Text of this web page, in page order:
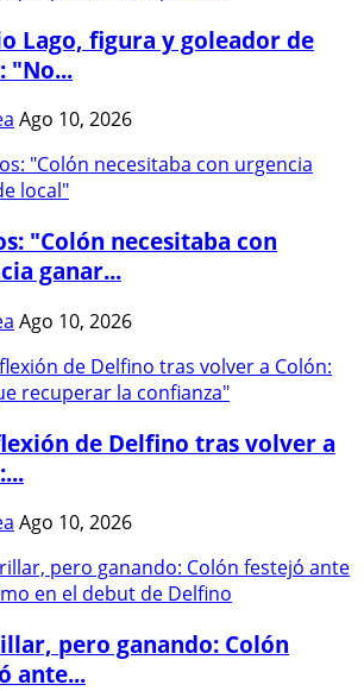
Lago, figura y goleador de
"No...
Ago 10, 2026
"Colón necesitaba con
ganar...
Ago 10, 2026
de Delfino tras volver a
Ago 10, 2026
pero ganando: Colón
ante...